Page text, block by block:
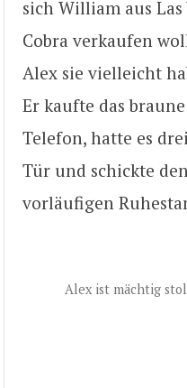
sich William aus Las
Cobra verkaufen
Alex sie vielleicht
Er kaufte das
Telefon, hatte es
Tür und schickte
vorläufigen
Alex ist mächtig